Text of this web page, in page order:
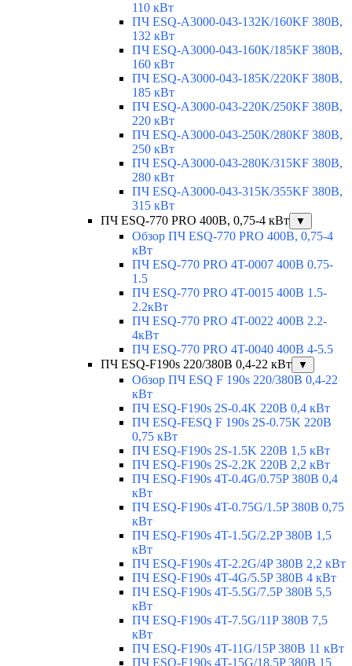
110 кВт
ПЧ ESQ-A3000-043-132K/160KF 380В,
132 кВт
ПЧ ESQ-A3000-043-160K/185KF 380В,
160 кВт
ПЧ ESQ-A3000-043-185K/220KF 380В,
185 кВт
ПЧ ESQ-A3000-043-220K/250KF 380В,
220 кВт
ПЧ ESQ-A3000-043-250K/280KF 380В,
250 кВт
ПЧ ESQ-A3000-043-280K/315KF 380В,
280 кВт
ПЧ ESQ-A3000-043-315K/355KF 380В,
315 кВт
ПЧ ESQ-770 PRO 400В, 0,75-4 кВт
▼
Обзор ПЧ ESQ-770 PRO 400В, 0,75-4
кВт
ПЧ ESQ-770 PRO 4T-0007 400В 0.75-
1.5
ПЧ ESQ-770 PRO 4T-0015 400В 1.5-
2.2кВт
ПЧ ESQ-770 PRO 4T-0022 400В 2.2-
4кВт
ПЧ ESQ-770 PRO 4T-0040 400В 4-5.5
ПЧ ESQ-F190s 220/380В 0,4-22 кВт
▼
Обзор ПЧ ESQ F 190s 220/380В 0,4-22
кВт
ПЧ ESQ-F190s 2S-0.4K 220В 0,4 кВт
ПЧ ESQ-FESQ F 190s 2S-0.75K 220В
0,75 кВт
ПЧ ESQ-F190s 2S-1.5K 220В 1,5 кВт
ПЧ ESQ-F190s 2S-2.2K 220В 2,2 кВт
ПЧ ESQ-F190s 4T-0.4G/0.75P 380В 0,4
кВт
ПЧ ESQ-F190s 4T-0.75G/1.5P 380В 0,75
кВт
ПЧ ESQ-F190s 4T-1.5G/2.2P 380В 1,5
кВт
ПЧ ESQ-F190s 4T-2.2G/4P 380В 2,2 кВт
ПЧ ESQ-F190s 4T-4G/5.5P 380В 4 кВт
ПЧ ESQ-F190s 4T-5.5G/7.5P 380В 5,5
кВт
ПЧ ESQ-F190s 4T-7.5G/11P 380В 7,5
кВт
ПЧ ESQ-F190s 4T-11G/15P 380В 11 кВт
ПЧ ESQ-F190s 4T-15G/18.5P 380В 15